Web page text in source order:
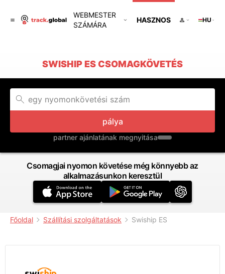
WEBMESTER
SZÁMÁRA
HASZNOS HU
SWISHIP ES CSOMAGKÖVETÉS
pálya
partner ajánlatának megnyitása
Csomagjai nyomon követése még könnyebb az
alkalmazásunkon keresztül
Főoldal Szállítási szolgáltatások Swiship ES